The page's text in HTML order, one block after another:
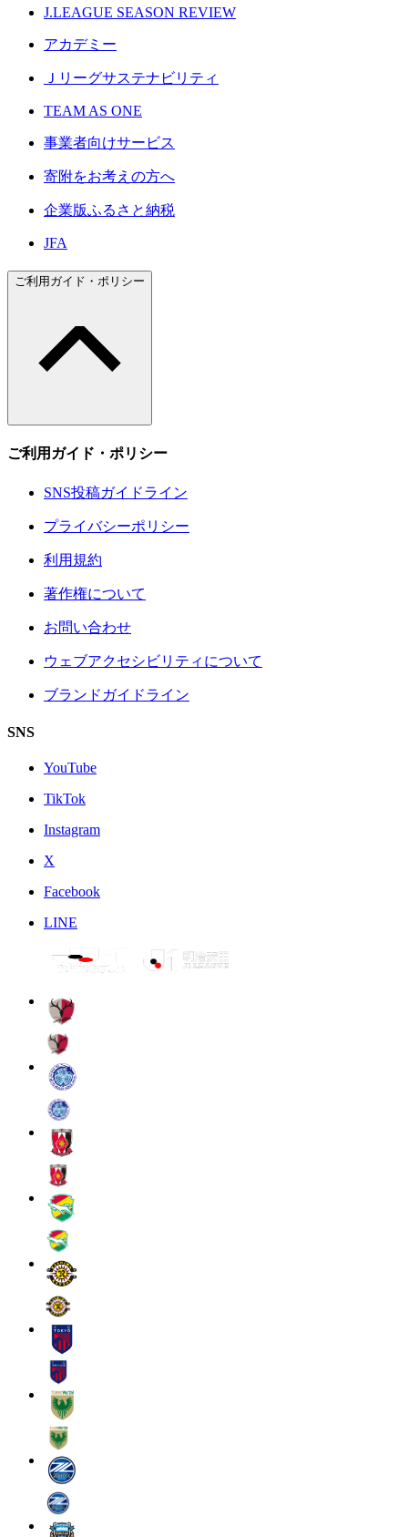
J.LEAGUE SEASON REVIEW
アカデミー
Ｊリーグサステナビリティ
TEAM AS ONE
事業者向けサービス
寄附をお考えの方へ
企業版ふるさと納税
JFA
ご利用ガイド・ポリシー
ご利用ガイド・ポリシー
SNS投稿ガイドライン
プライバシーポリシー
利用規約
著作権について
お問い合わせ
ウェブアクセシビリティについて
ブランドガイドライン
SNS
YouTube
TikTok
Instagram
X
Facebook
LINE